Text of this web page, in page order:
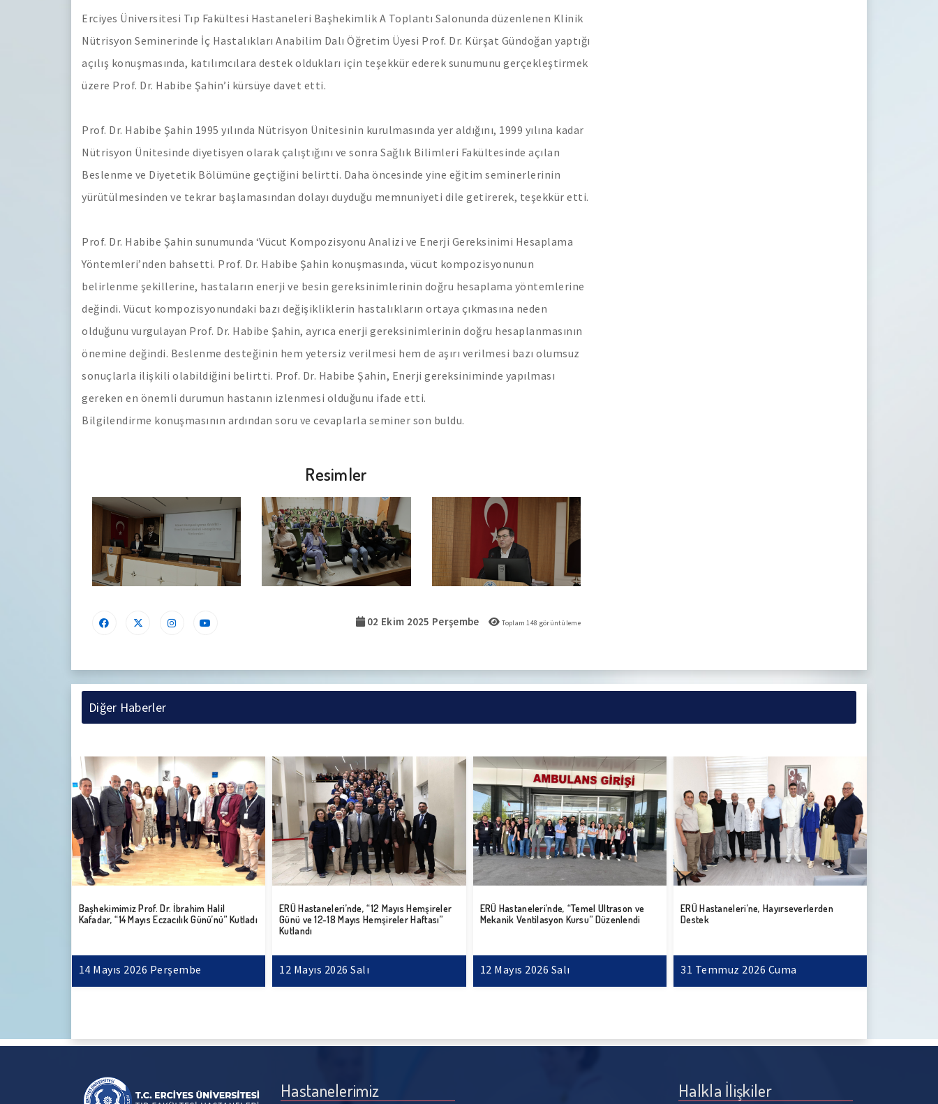
Erciyes Üniversitesi Tıp Fakültesi Hastaneleri Başhekimlik A Toplantı Salonunda düzenlenen Klinik
Nütrisyon Seminerinde İç Hastalıkları Anabilim Dalı Öğretim Üyesi Prof. Dr. Kürşat Gündoğan yaptığı
açılış konuşmasında, katılımcılara destek oldukları için teşekkür ederek sunumunu gerçekleştirmek
üzere Prof. Dr. Habibe Şahin’i kürsüye davet etti.
Prof. Dr. Habibe Şahin 1995 yılında Nütrisyon Ünitesinin kurulmasında yer aldığını, 1999 yılına kadar
Nütrisyon Ünitesinde diyetisyen olarak çalıştığını ve sonra Sağlık Bilimleri Fakültesinde açılan
Beslenme ve Diyetetik Bölümüne geçtiğini belirtti. Daha öncesinde yine eğitim seminerlerinin
yürütülmesinden ve tekrar başlamasından dolayı duyduğu memnuniyeti dile getirerek, teşekkür etti.
Prof. Dr. Habibe Şahin sunumunda ‘Vücut Kompozisyonu Analizi ve Enerji Gereksinimi Hesaplama
Yöntemleri’nden bahsetti. Prof. Dr. Habibe Şahin konuşmasında, vücut kompozisyonunun
belirlenme şekillerine, hastaların enerji ve besin gereksinimlerinin doğru hesaplama yöntemlerine
değindi. Vücut kompozisyonundaki bazı değişikliklerin hastalıkların ortaya çıkmasına neden
olduğunu vurgulayan Prof. Dr. Habibe Şahin, ayrıca enerji gereksinimlerinin doğru hesaplanmasının
önemine değindi. Beslenme desteğinin hem yetersiz verilmesi hem de aşırı verilmesi bazı olumsuz
sonuçlarla ilişkili olabildiğini belirtti. Prof. Dr. Habibe Şahin, Enerji gereksiniminde yapılması
gereken en önemli durumun hastanın izlenmesi olduğunu ifade etti.
Bilgilendirme konuşmasının ardından soru ve cevaplarla seminer son buldu.
Resimler
02 Ekim 2025 Perşembe Toplam148 görüntüleme
Diğer Haberler
Başhekimimiz Prof. Dr. İbrahim Halil
Kafadar, “14 Mayıs Eczacılık Günü’nü” Kutladı
14 Mayıs 2026 Perşembe
ERÜ Hastaneleri’nde, “12 Mayıs Hemşireler
Günü ve 12-18 Mayıs Hemşireler Haftası”
Kutlandı
12 Mayıs 2026 Salı
ERÜ Hastaneleri’nde, “Temel Ultrason ve
Mekanik Ventilasyon Kursu” Düzenlendi
12 Mayıs 2026 Salı
ERÜ Hastaneleri’ne, Hayırseverlerden
Destek
31 Temmuz 2026 Cuma
Hastanelerimiz Halkla İlişkiler